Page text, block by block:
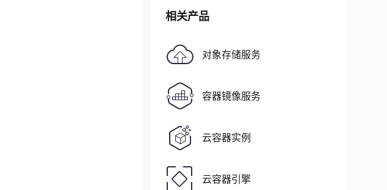
相关产品
对象存储服务
容器镜像服务
云容器实例
云容器引擎